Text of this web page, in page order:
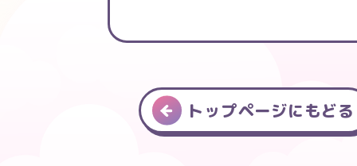
トップページにもどる